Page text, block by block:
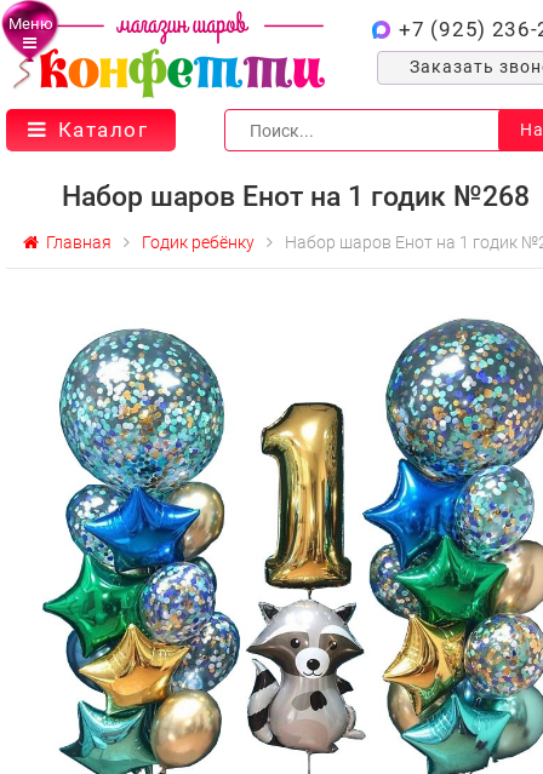
Меню +7 (925) 236-
Заказать
Каталог
Набор шаров Енот на 1 годик №268
Главная Годик ребёнку Набор шаров Енот на 1 годик